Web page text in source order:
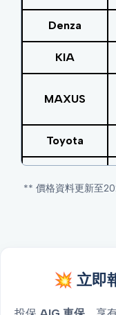
Denza
KIA
MAXUS
Toyota
** 價格資料更新至
💥 立即